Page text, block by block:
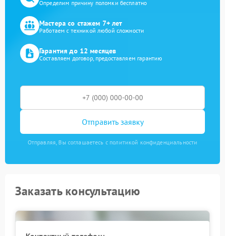
Определим причину поломки бесплатно
Мастера со стажем 7+ лет
Работаем с техникой любой сложности
Гарантия до 12 месяцев
Составляем договор, предоставляем гарантию
Отправить заявку
Отправляя, Вы соглашаетесь с политикой конфиденциальности
Заказать консультацию